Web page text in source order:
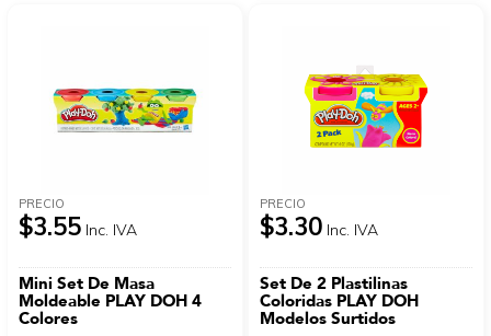
PRECIO
$3.55 Inc. IVA
Mini Set De Masa
Moldeable PLAY DOH 4
Colores
PRECIO
$3.30 Inc. IVA
Set De 2 Plastilinas
Coloridas PLAY DOH
Modelos Surtidos